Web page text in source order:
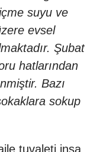
suyu ve
evsel
Şubat
hatlarından
Bazı
sokup
tuvaleti inşa